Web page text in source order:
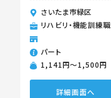
さいたま市緑区
リハビリ・機能訓練職
パート
1,141円〜1,500円
詳細画面へ